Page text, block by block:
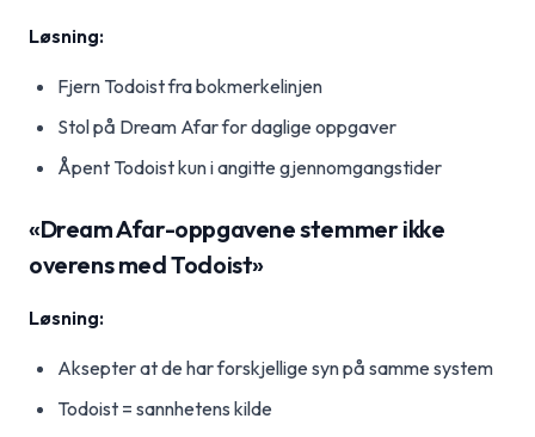
Løsning:
Fjern Todoist fra bokmerkelinjen
Stol på Dream Afar for daglige oppgaver
Åpent Todoist kun i angitte gjennomgangstider
«Dream Afar-oppgavene stemmer ikke
overens med Todoist»
Løsning:
Aksepter at de har forskjellige syn på samme system
Todoist = sannhetens kilde